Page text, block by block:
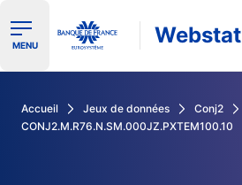
Ouvrir le menu de navigation
MENU Webstat
Accueil Jeux de données
Conj2
CONJ2.M.R76.N.SM.000JZ.PXTEM100.10